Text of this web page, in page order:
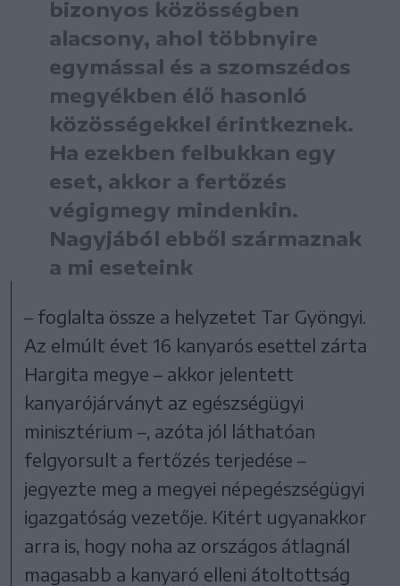
bizonyos közösségben
alacsony, ahol többnyire
egymással és a szomszédos
megyékben élő hasonló
közösségekkel érintkeznek.
Ha ezekben felbukkan egy
eset, akkor a fertőzés
végigmegy mindenkin.
Nagyjából ebből származnak
a mi eseteink
– foglalta össze a helyzetet Tar Gyöngyi.
Az elmúlt évet 16 kanyarós esettel zárta
Hargita megye – akkor jelentett
kanyarójárványt az egészségügyi
minisztérium –, azóta jól láthatóan
felgyorsult a fertőzés terjedése –
jegyezte meg a megyei népegészségügyi
igazgatóság vezetője. Kitért ugyanakkor
arra is, hogy noha az országos átlagnál
magasabb a kanyaró elleni átoltottság